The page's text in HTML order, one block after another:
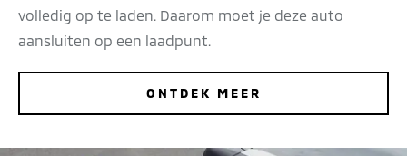
volledig op te laden. Daarom moet je deze auto
aansluiten op een laadpunt.
ONTDEK MEER